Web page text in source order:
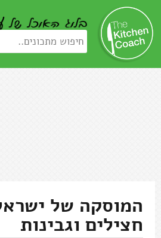
המוסקה של
חצילים וגבינות